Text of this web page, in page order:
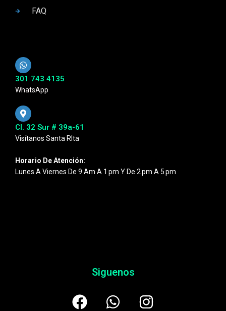
FAQ
301 743 4135
WhatsApp
Cl. 32 Sur # 39a-61
Visítanos Santa RIta
Horario De Atención:
Lunes A Viernes De 9 Am A 1 Pm Y De 2 Pm A 5 Pm
Siguenos